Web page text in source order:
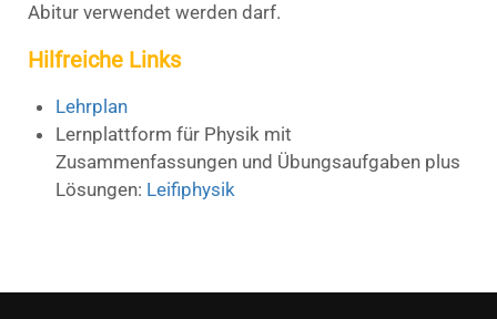
Abitur verwendet werden darf.
Hilfreiche Links
Lehrplan
Lernplattform für Physik mit
Zusammenfassungen und Übungsaufgaben plus
Lösungen: Leifiphysik